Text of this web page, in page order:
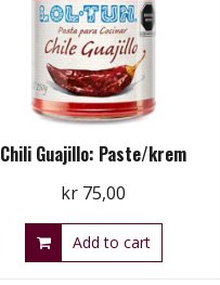
Chili Guajillo: Paste/krem
kr 75,00
Add to cart